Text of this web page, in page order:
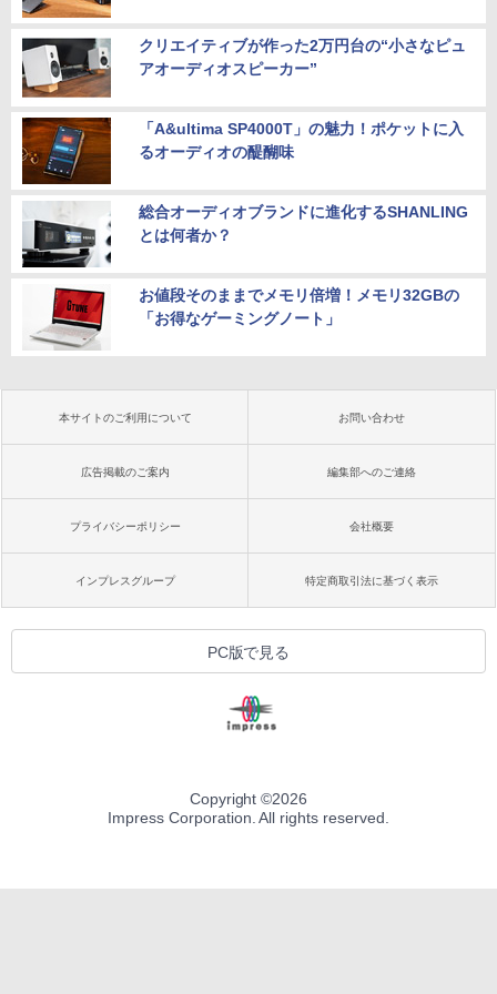
クリエイティブが作った2万円台の“小さなピュ
アオーディオスピーカー”
「A&ultima SP4000T」の魅力！ポケットに入
るオーディオの醍醐味
総合オーディオブランドに進化するSHANLING
とは何者か？
お値段そのままでメモリ倍増！メモリ32GBの
「お得なゲーミングノート」
本サイトのご利用について お問い合わせ
広告掲載のご案内 編集部へのご連絡
プライバシーポリシー 会社概要
インプレスグループ 特定商取引法に基づく表示
PC版で見る
Copyright ©2026
Impress Corporation. All rights reserved.